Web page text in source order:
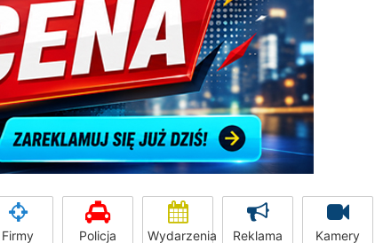
Firmy Policja Wydarzenia Reklama Kamery